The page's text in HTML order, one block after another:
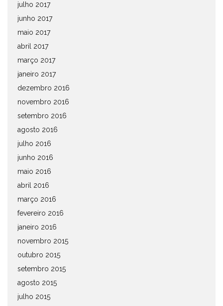
julho 2017
junho 2017
maio 2017
abril 2017
março 2017
janeiro 2017
dezembro 2016
novembro 2016
setembro 2016
agosto 2016
julho 2016
junho 2016
maio 2016
abril 2016
março 2016
fevereiro 2016
janeiro 2016
novembro 2015
outubro 2015
setembro 2015
agosto 2015
julho 2015